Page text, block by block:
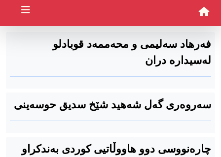
فەرهاد سەلیمی و محەممەد قوبادلو
لەسیدارە دران
سەروەری گەل شەهید شێخ سدیق حوسەینی
چارەنووسی دوو هاووڵاتیی کوردی بەندکراو